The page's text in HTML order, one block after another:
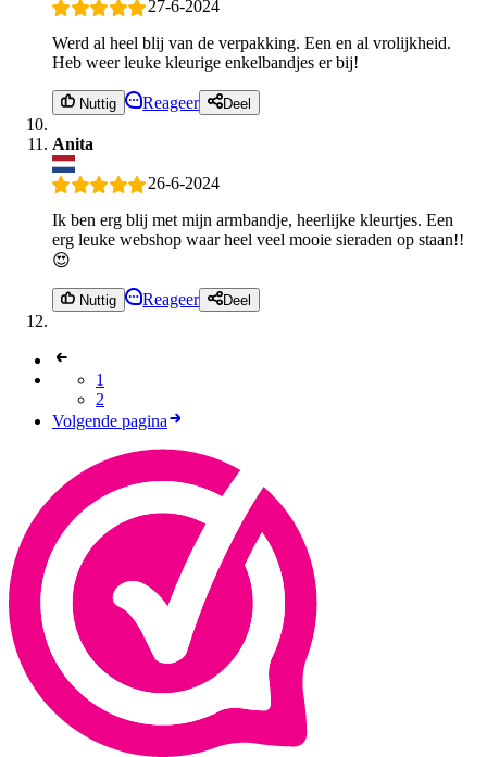
27-6-2024
Werd al heel blij van de verpakking. Een en al vrolijkheid.
Heb weer leuke kleurige enkelbandjes er bij!
Nuttig Reageer Deel
Anita
26-6-2024
Ik ben erg blij met mijn armbandje, heerlijke kleurtjes. Een
erg leuke webshop waar heel veel mooie sieraden op staan!!
😍
Nuttig Reageer Deel
1
2
Volgende pagina